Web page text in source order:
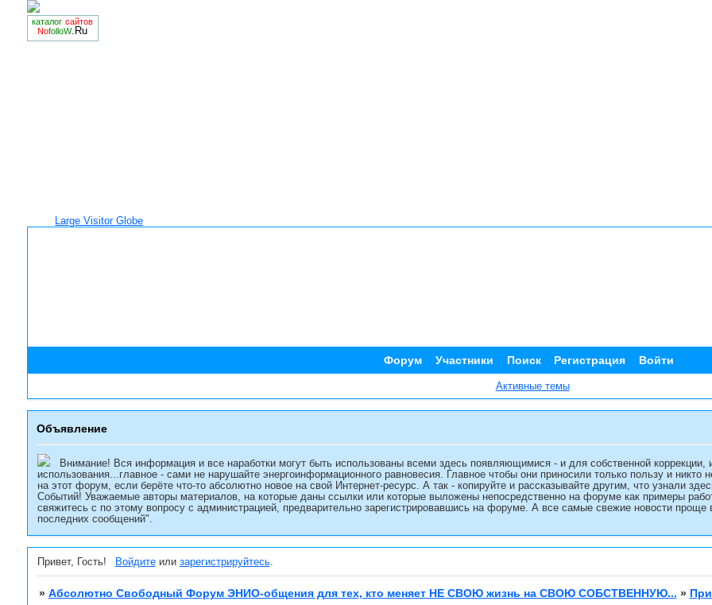
каталог сайтов
NofolloW.Ru
Large Visitor Globe
Форум Участники Поиск Регистрация Войти
Активные темы
Объявление
Внимание! Вся информация и все наработки могут быть использованы всеми здесь появляющимися - и для собственной коррекции,
использования...главное - сами не нарушайте энергоинформационного равновесия. Главное чтобы они приносили только пользу и
на этот форум, если берёте что-то абсолютно новое на свой Интернет-ресурс. А так - копируйте и рассказывайте другим, что узнали
Событий! Уважаемые авторы материалов, на которые даны ссылки или которые выложены непосредственно на форуме как примеры
свяжитесь с по этому вопросу с администрацией, предварительно зарегистрировавшись на форуме. А все самые свежие новости
последних сообщений".
Привет, Гость! Войдитеили зарегистрируйтесь.
» Абсолютно Свободный Форум ЭНИО-общения для тех, кто меняет НЕ СВОЮ жизнь на СВОЮ СОБСТВЕННУЮ... »